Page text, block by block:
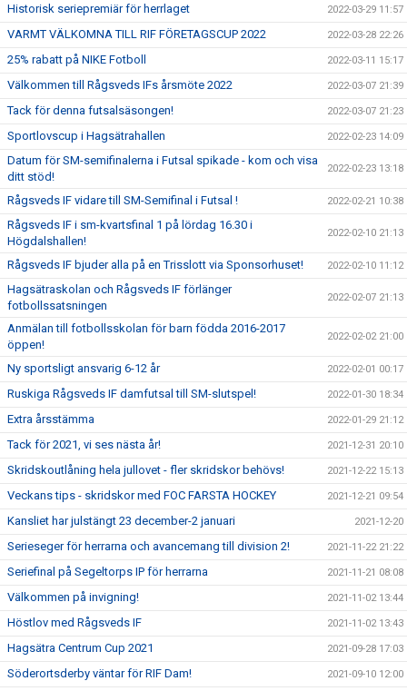
Historisk seriepremiär för herrlaget 2022-03-29 11:57
VARMT VÄLKOMNA TILL RIF FÖRETAGSCUP 2022 2022-03-28 22:26
25% rabatt på NIKE Fotboll 2022-03-11 15:17
Välkommen till Rågsveds IFs årsmöte 2022 2022-03-07 21:39
Tack för denna futsalsäsongen! 2022-03-07 21:23
Sportlovscup i Hagsätrahallen 2022-02-23 14:09
Datum för SM-semifinalerna i Futsal spikade - kom och visa
ditt stöd!
2022-02-23 13:18
Rågsveds IF vidare till SM-Semifinal i Futsal ! 2022-02-21 10:38
Rågsveds IF i sm-kvartsfinal 1 på lördag 16.30 i
Högdalshallen!
2022-02-10 21:13
Rågsveds IF bjuder alla på en Trisslott via Sponsorhuset! 2022-02-10 11:12
Hagsätraskolan och Rågsveds IF förlänger
fotbollssatsningen
2022-02-07 21:13
Anmälan till fotbollsskolan för barn födda 2016-2017
öppen!
2022-02-02 21:00
Ny sportsligt ansvarig 6-12 år 2022-02-01 00:17
Ruskiga Rågsveds IF damfutsal till SM-slutspel! 2022-01-30 18:34
Extra årsstämma 2022-01-29 21:12
Tack för 2021, vi ses nästa år! 2021-12-31 20:10
Skridskoutlåning hela jullovet - fler skridskor behövs! 2021-12-22 15:13
Veckans tips - skridskor med FOC FARSTA HOCKEY 2021-12-21 09:54
Kansliet har julstängt 23 december-2 januari 2021-12-20
Serieseger för herrarna och avancemang till division 2! 2021-11-22 21:22
Seriefinal på Segeltorps IP för herrarna 2021-11-21 08:08
Välkommen på invigning! 2021-11-02 13:44
Höstlov med Rågsveds IF 2021-11-02 13:43
Hagsätra Centrum Cup 2021 2021-09-28 17:03
Söderortsderby väntar för RIF Dam! 2021-09-10 12:00